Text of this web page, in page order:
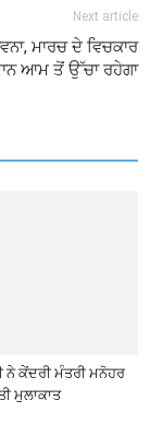
Next article
ਮਾਰਚ ਦੇ ਵਿਚਕਾਰ
ਆਮ ਤੋਂ ਉੱਚਾ ਰਹੇਗਾ
ਨੇ ਕੇਂਦਰੀ ਮੰਤਰੀ ਮਨੋਹਰ
ਮੁਲਾਕਾਤ